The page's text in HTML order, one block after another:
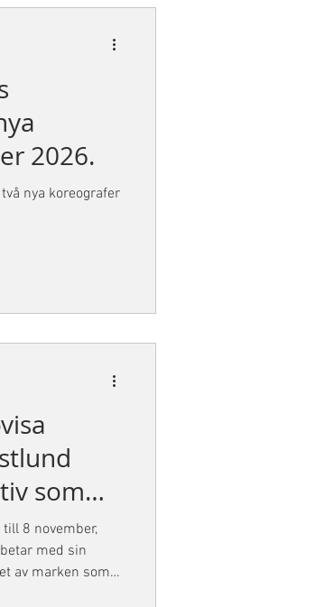
2026.
nya koreografer
som
8 november,
med sin